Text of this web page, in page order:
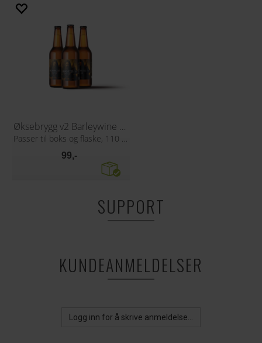
Øksebrygg v2 Barleywine Etikett 60 stk
Passer til boks og flaske, 110 x 80 mm
99,-
SUPPORT
KUNDEANMELDELSER
Logg inn for å skrive anmeldelse...